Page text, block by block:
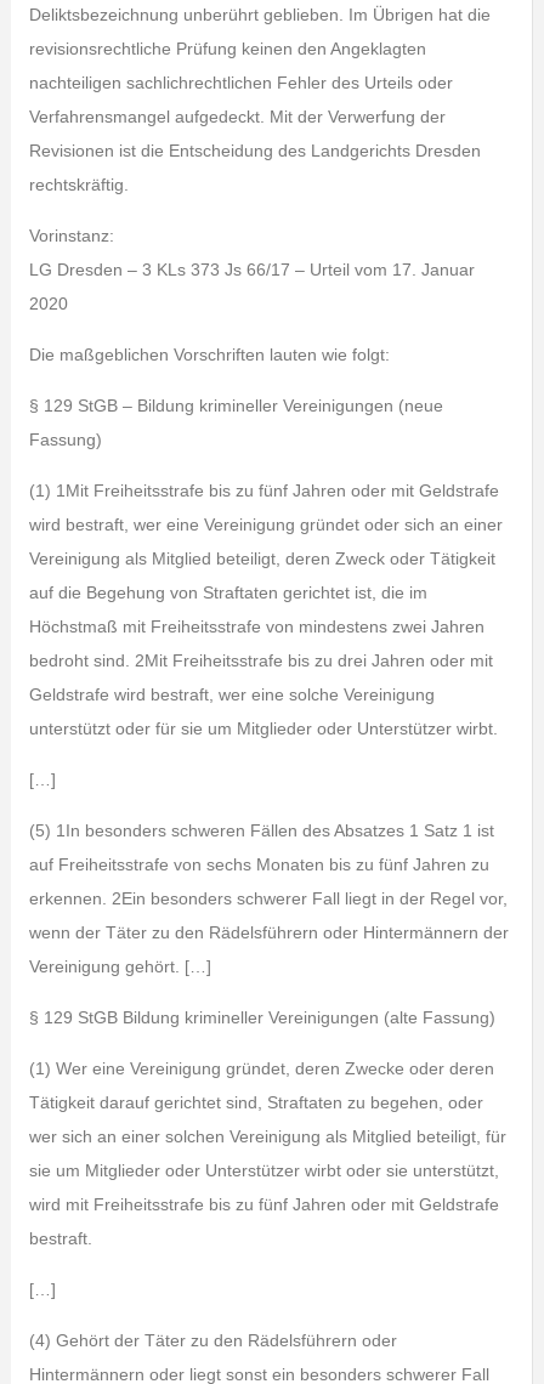
Deliktsbezeichnung unberührt geblieben. Im Übrigen hat die
revisionsrechtliche Prüfung keinen den Angeklagten
nachteiligen sachlichrechtlichen Fehler des Urteils oder
Verfahrensmangel aufgedeckt. Mit der Verwerfung der
Revisionen ist die Entscheidung des Landgerichts Dresden
rechtskräftig.
Vorinstanz:
LG Dresden – 3 KLs 373 Js 66/17 – Urteil vom 17. Januar
2020
Die maßgeblichen Vorschriften lauten wie folgt:
§ 129 StGB – Bildung krimineller Vereinigungen (neue
Fassung)
(1) 1Mit Freiheitsstrafe bis zu fünf Jahren oder mit Geldstrafe
wird bestraft, wer eine Vereinigung gründet oder sich an einer
Vereinigung als Mitglied beteiligt, deren Zweck oder Tätigkeit
auf die Begehung von Straftaten gerichtet ist, die im
Höchstmaß mit Freiheitsstrafe von mindestens zwei Jahren
bedroht sind. 2Mit Freiheitsstrafe bis zu drei Jahren oder mit
Geldstrafe wird bestraft, wer eine solche Vereinigung
unterstützt oder für sie um Mitglieder oder Unterstützer wirbt.
[…]
(5) 1In besonders schweren Fällen des Absatzes 1 Satz 1 ist
auf Freiheitsstrafe von sechs Monaten bis zu fünf Jahren zu
erkennen. 2Ein besonders schwerer Fall liegt in der Regel vor,
wenn der Täter zu den Rädelsführern oder Hintermännern der
Vereinigung gehört. […]
§ 129 StGB Bildung krimineller Vereinigungen (alte Fassung)
(1) Wer eine Vereinigung gründet, deren Zwecke oder deren
Tätigkeit darauf gerichtet sind, Straftaten zu begehen, oder
wer sich an einer solchen Vereinigung als Mitglied beteiligt, für
sie um Mitglieder oder Unterstützer wirbt oder sie unterstützt,
wird mit Freiheitsstrafe bis zu fünf Jahren oder mit Geldstrafe
bestraft.
[…]
(4) Gehört der Täter zu den Rädelsführern oder
Hintermännern oder liegt sonst ein besonders schwerer Fall